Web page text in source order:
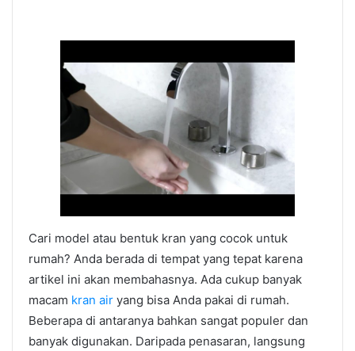
Cari model atau bentuk kran yang cocok untuk
rumah? Anda berada di tempat yang tepat karena
artikel ini akan membahasnya. Ada cukup banyak
macam kran air yang bisa Anda pakai di rumah.
Beberapa di antaranya bahkan sangat populer dan
banyak digunakan. Daripada penasaran, langsung